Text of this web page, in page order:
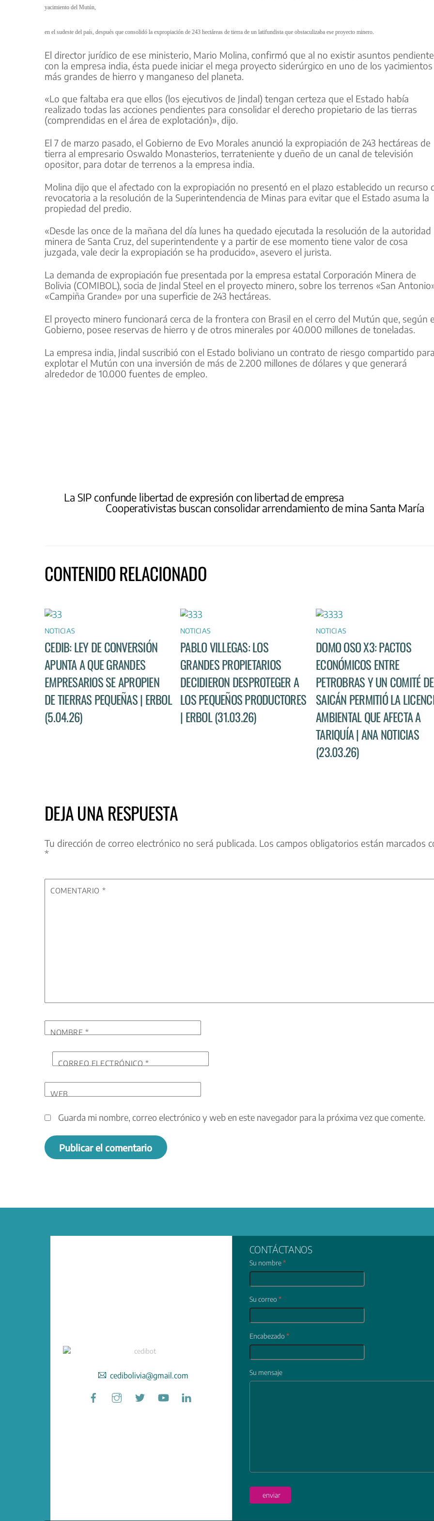
yacimiento del Mutún,
en el sudeste del país, después que consolidó la expropiación de 243 hectáreas de tierra de un latifundista que obstaculizaba ese proyecto minero.
El director jurídico de ese ministerio, Mario Molina, confirmó que al no existir asuntos
con la empresa india, ésta puede iniciar el mega proyecto siderúrgico en uno de los yacimientos
más grandes de hierro y manganeso del planeta.
«Lo que faltaba era que ellos (los ejecutivos de Jindal) tengan certeza que el Estado había
realizado todas las acciones pendientes para consolidar el derecho propietario de las tierras
(comprendidas en el área de explotación)», dijo.
El 7 de marzo pasado, el Gobierno de Evo Morales anunció la expropiación de 243 hectáreas de
tierra al empresario Oswaldo Monasterios, terrateniente y dueño de un canal de televisión
opositor, para dotar de terrenos a la empresa india.
Molina dijo que el afectado con la expropiación no presentó en el plazo establecido un recurso
revocatoria a la resolución de la Superintendencia de Minas para evitar que el Estado asuma la
propiedad del predio.
«Desde las once de la mañana del día lunes ha quedado ejecutada la resolución de la autoridad
minera de Santa Cruz, del superintendente y a partir de ese momento tiene valor de cosa
juzgada, vale decir la expropiación se ha producido», asevero el jurista.
La demanda de expropiación fue presentada por la empresa estatal Corporación Minera de
Bolivia (COMIBOL), socia de Jindal Steel en el proyecto minero, sobre los terrenos «San
«Campiña Grande» por una superficie de 243 hectáreas.
El proyecto minero funcionará cerca de la frontera con Brasil en el cerro del Mutún que, según
Gobierno, posee reservas de hierro y de otros minerales por 40.000 millones de toneladas.
La empresa india, Jindal suscribió con el Estado boliviano un contrato de riesgo compartido para
explotar el Mutún con una inversión de más de 2.200 millones de dólares y que generará
alrededor de 10.000 fuentes de empleo.
La SIP confunde libertad de expresión con libertad de empresa
Cooperativistas buscan consolidar arrendamiento de mina Santa María
CONTENIDO RELACIONADO
NOTICIAS
CEDIB: LEY DE CONVERSIÓN
APUNTA A QUE GRANDES
EMPRESARIOS SE APROPIEN
DE TIERRAS PEQUEÑAS | ERBOL
(5.04.26)
NOTICIAS
PABLO VILLEGAS: LOS
GRANDES PROPIETARIOS
DECIDIERON DESPROTEGER A
LOS PEQUEÑOS PRODUCTORES
| ERBOL (31.03.26)
NOTICIAS
DOMO OSO X3: PACTOS
ECONÓMICOS ENTRE
PETROBRAS Y UN COMITÉ DE
SAICÁN PERMITIÓ LA
AMBIENTAL QUE AFECTA A
TARIQUÍA | ANA NOTICIAS
(23.03.26)
DEJA UNA RESPUESTA
Tu dirección de correo electrónico no será publicada. Los campos obligatorios están marcados
*
COMENTARIO *
NOMBRE*
CORREO ELECTRÓNICO*
WEB
Guarda mi nombre, correo electrónico y web en este navegador para la próxima vez que comente.
cedibolivia@gmail.com
Facebook
CONTÁCTANOS
Su nombre*
Su correo *
Encabezado *
Su mensaje
enviar